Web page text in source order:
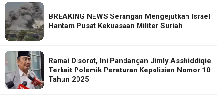
BREAKING NEWS Serangan Mengejutkan Israel
Hantam Pusat Kekuasaan Militer Suriah
Ramai Disorot, Ini Pandangan Jimly Asshiddiqie
Terkait Polemik Peraturan Kepolisian Nomor 10
Tahun 2025